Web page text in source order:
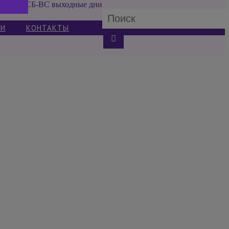
СБ-ВС выходные дни
КОНТАКТЫ